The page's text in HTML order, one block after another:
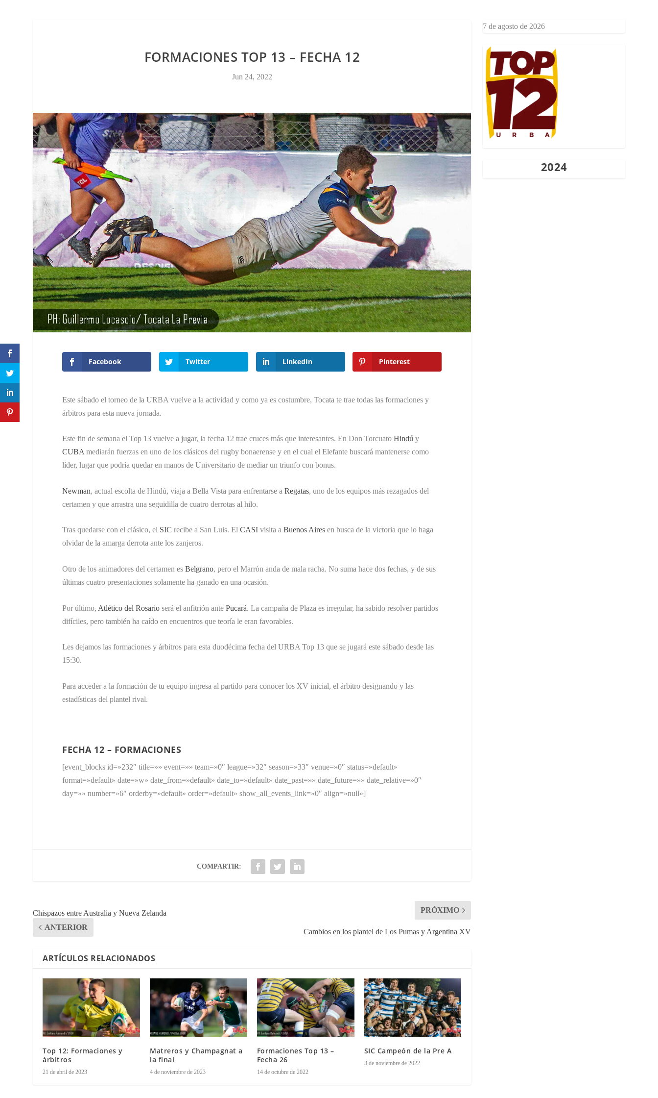
FORMACIONES TOP 13 – FECHA 12
Jun 24, 2022
Facebook Twitter LinkedIn Pinterest
Este sábado el torneo de la URBA vuelve a la actividad y como ya es costumbre, Tocata te trae todas las formaciones y
árbitros para esta nueva jornada.
Este fin de semana el Top 13 vuelve a jugar, la fecha 12 trae cruces más que interesantes. En Don TorcuatoHindú y
CUBA mediarán fuerzas en uno de los clásicos del rugby bonaerense y en el cual el Elefante buscará mantenerse como
líder, lugar que podría quedar en manos de Universitario de mediar un triunfo con bonus.
Newman, actual escolta de Hindú, viaja a Bella Vista para enfrentarse aRegatas, uno de los equipos más rezagados del
certamen y que arrastra una seguidilla de cuatro derrotas al hilo.
Tras quedarse con el clásico, el SIC recibe a San Luis. ElCASI visita aBuenos Aires en busca de la victoria que lo haga
olvidar de la amarga derrota ante los zanjeros.
Otro de los animadores del certamen esBelgrano, pero el Marrón anda de mala racha. No suma hace dos fechas, y de sus
últimas cuatro presentaciones solamente ha ganado en una ocasión.
Por último, Atlético del Rosario será el anfitrión antePucará. La campaña de Plaza es irregular, ha sabido resolver partidos
difíciles, pero también ha caído en encuentros que teoría le eran favorables.
Les dejamos las formaciones y árbitros para esta duodécima fecha del URBA Top 13 que se jugará este sábado desde las
15:30.
Para acceder a la formación de tu equipo ingresa al partido para conocer los XV inicial, el árbitro designando y las
estadísticas del plantel rival.
FECHA 12 – FORMACIONES
[event_blocks id=»232″ title=»» event=»» team=»0″ league=»32″ season=»33″ venue=»0″ status=»default»
format=»default» date=»w» date_from=»default» date_to=»default» date_past=»» date_future=»» date_relative=»0″
day=»» number=»6″ orderby=»default» order=»default» show_all_events_link=»0″ align=»null»]
COMPARTIR:
Chispazos entre Australia y Nueva Zelanda
ANTERIOR
PRÓXIMO
Cambios en los plantel de Los Pumas y Argentina XV
ARTÍCULOS RELACIONADOS
Top 12: Formaciones y
árbitros
21 de abril de 2023
Matreros y Champagnat a
la final
4 de noviembre de 2023
Formaciones Top 13 –
Fecha 26
14 de octubre de 2022
SIC Campeón de la Pre A
3 de noviembre de 2022
7 de agosto de 2026
2024